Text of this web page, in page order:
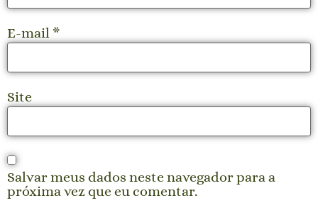
E-mail *
Site
Salvar meus dados neste navegador para a
próxima vez que eu comentar.